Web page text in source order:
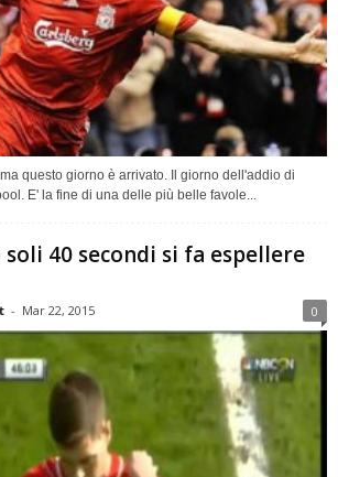
questo giorno è arrivato. Il giorno dell'addio di
E' la fine di una delle più belle favole...
40 secondi si fa espellere
- Mar 22, 2015 0